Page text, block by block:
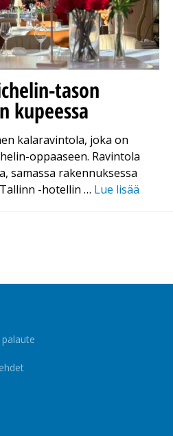
tason
kupeessa
kalaravintola, joka on
oppaaseen. Ravintola
samassa rakennuksessa
-hotellin … Lue lisää